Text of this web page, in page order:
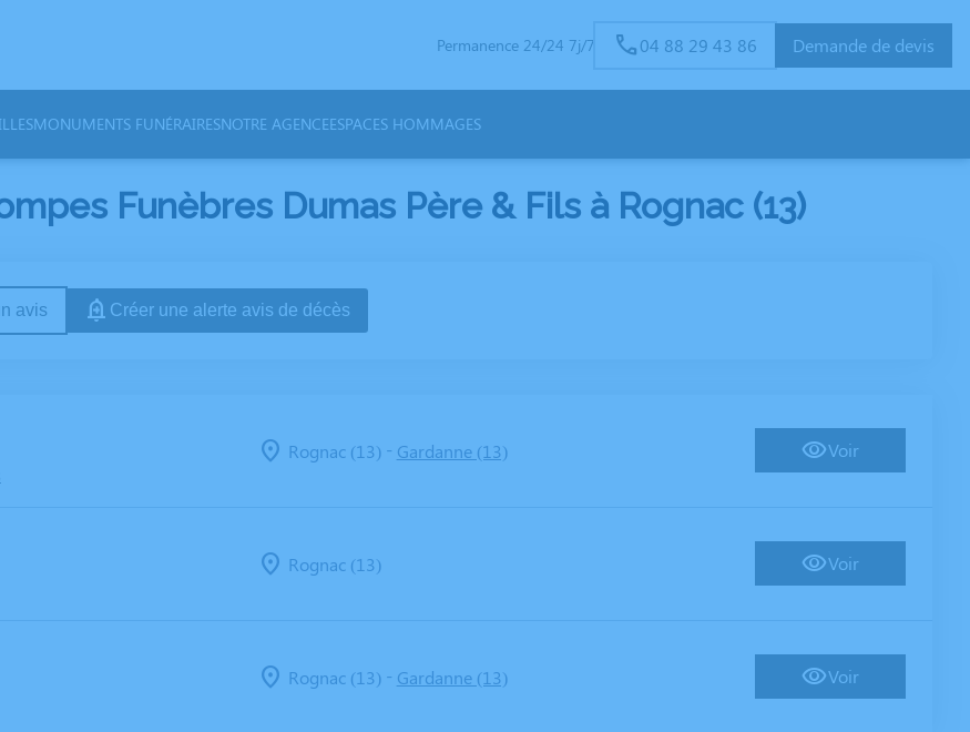
Permanence 24/24 7j/7 04 88 29 43 86 Demande de devis
MONUMENTS FUNÉRAIRESNOTRE AGENCEESPACES HOMMAGES
Funèbres Dumas Père & Fils à Rognac (13)
avis Créer une alerte avis de décès
Rognac (13)- Gardanne (13) Voir
Rognac (13) Voir
Rognac (13)- Gardanne (13) Voir